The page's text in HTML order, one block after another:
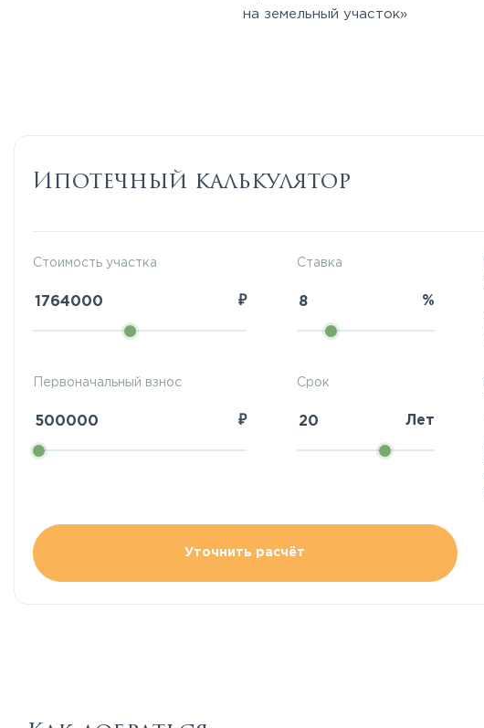
на земельный участок»
Ипотечный калькулятор
Стоимость участка
₽
Ставка
%
Первоначальный взнос
₽
Срок
Лет
Уточнить расчёт